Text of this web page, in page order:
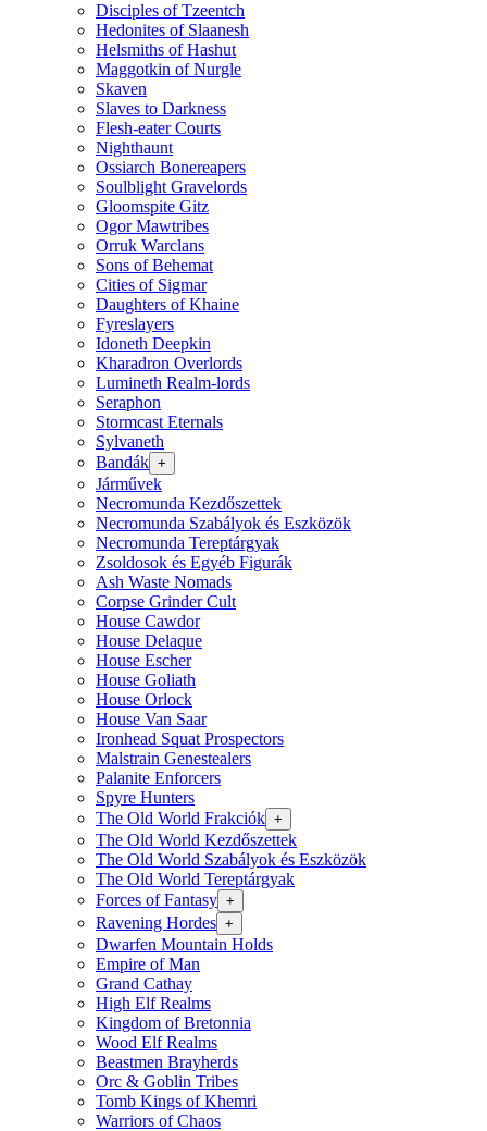
Disciples of Tzeentch
Hedonites of Slaanesh
Helsmiths of Hashut
Maggotkin of Nurgle
Skaven
Slaves to Darkness
Flesh-eater Courts
Nighthaunt
Ossiarch Bonereapers
Soulblight Gravelords
Gloomspite Gitz
Ogor Mawtribes
Orruk Warclans
Sons of Behemat
Cities of Sigmar
Daughters of Khaine
Fyreslayers
Idoneth Deepkin
Kharadron Overlords
Lumineth Realm-lords
Seraphon
Stormcast Eternals
Sylvaneth
Bandák +
Járművek
Necromunda Kezdőszettek
Necromunda Szabályok és Eszközök
Necromunda Tereptárgyak
Zsoldosok és Egyéb Figurák
Ash Waste Nomads
Corpse Grinder Cult
House Cawdor
House Delaque
House Escher
House Goliath
House Orlock
House Van Saar
Ironhead Squat Prospectors
Malstrain Genestealers
Palanite Enforcers
Spyre Hunters
The Old World Frakciók +
The Old World Kezdőszettek
The Old World Szabályok és Eszközök
The Old World Tereptárgyak
Forces of Fantasy +
Ravening Hordes +
Dwarfen Mountain Holds
Empire of Man
Grand Cathay
High Elf Realms
Kingdom of Bretonnia
Wood Elf Realms
Beastmen Brayherds
Orc & Goblin Tribes
Tomb Kings of Khemri
Warriors of Chaos